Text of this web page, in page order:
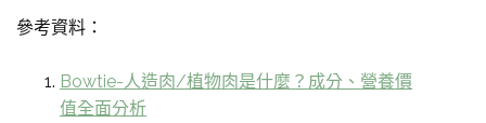
參考資料：
Bowtie-人造肉/植物肉是什麼？成分、營養價
值全面分析